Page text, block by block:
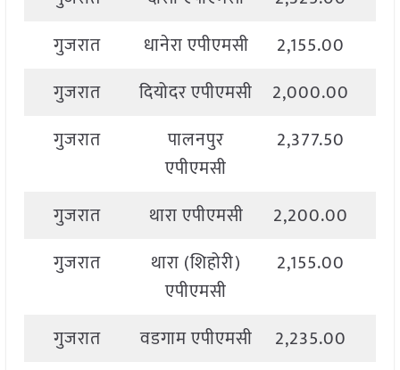
गुजरात
धानेरा एपीएमसी 2,155.00
गुजरात
दियोदर एपीएमसी 2,000.00
गुजरात
पालनपुर
एपीएमसी
2,377.50
गुजरात थारा एपीएमसी 2,200.00
गुजरात
थारा (शिहोरी)
एपीएमसी
2,155.00
गुजरात वडगाम एपीएमसी 2,235.00